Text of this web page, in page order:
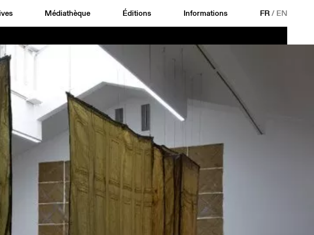
Médiathèque Éditions Informations FR/ EN